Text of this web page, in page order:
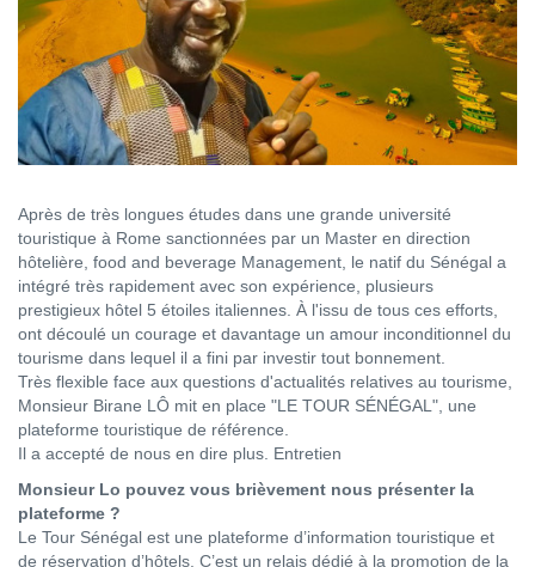
Après de très longues études dans une grande université
touristique à Rome sanctionnées par un Master en direction
hôtelière, food and beverage Management, le natif du Sénégal a
intégré très rapidement avec son expérience, plusieurs
prestigieux hôtel 5 étoiles italiennes. À l'issu de tous ces efforts,
ont découlé un courage et davantage un amour inconditionnel du
tourisme dans lequel il a fini par investir tout bonnement.
Très flexible face aux questions d'actualités relatives au tourisme,
Monsieur Birane LÔ mit en place "LE TOUR SÉNÉGAL", une
plateforme touristique de référence.
Il a accepté de nous en dire plus. Entretien
Monsieur Lo pouvez vous brièvement nous présenter la
plateforme ?
Le Tour Sénégal est une plateforme d’information touristique et
de réservation d’hôtels. C’est un relais dédié à la promotion de la